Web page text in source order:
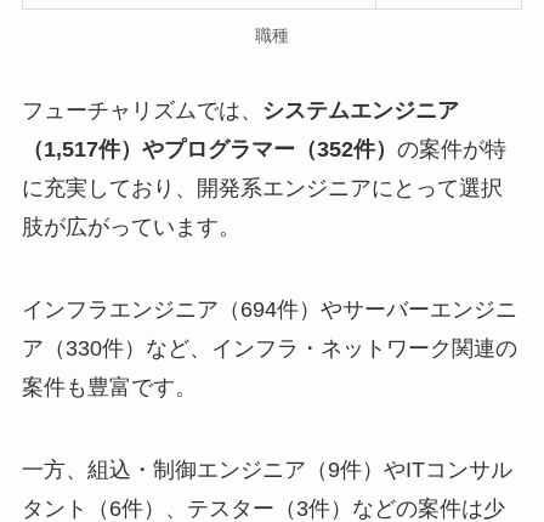
職種
フューチャリズムでは、
システムエンジニア
（1,517件）やプログラマー（352件） の案件が特
に充実しており、開発系エンジニアにとって選択
肢が広がっています。
インフラエンジニア（694件）やサーバーエンジニ
ア（330件）など、インフラ・ネットワーク関連の
案件も豊富です。
一方、組込・制御エンジニア（9件）やITコンサル
タント（6件）、テスター（3件）などの案件は少